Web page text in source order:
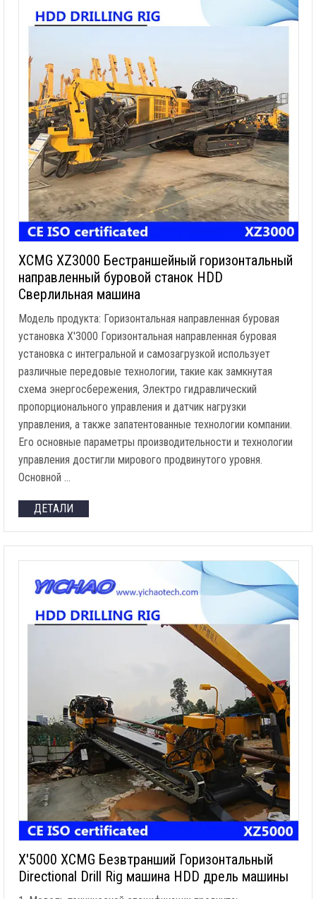
XCMG XZ3000 Бестраншейный горизонтальный
направленный буровой станок HDD
Сверлильная машина
Модель продукта: Горизонтальная направленная буровая
установка X'3000 Горизонтальная направленная буровая
установка с интегральной и самозагрузкой использует
различные передовые технологии, такие как замкнутая
схема энергосбережения, Электро гидравлический
пропорционального управления и датчик нагрузки
управления, а также запатентованные технологии компании.
Его основные параметры производительности и технологии
управления достигли мирового продвинутого уровня.
Основной …
ДЕТАЛИ
X'5000 XCMG Безвтранший Горизонтальный
Directional Drill Rig машина HDD дрель машины